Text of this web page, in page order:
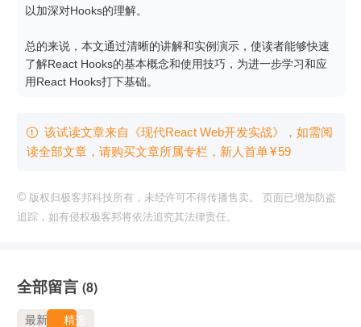
以加深对Hooks的理解。
总的来说，本文通过清晰的讲解和实例演示，使读者能够快速
了解React Hooks的基本概念和使用技巧，为进一步学习和应
用React Hooks打下基础。
 该试读文章来自《现代React Web开发实战》，如需阅
读全部文章，请购买文章所属专栏 ，新⼈⾸单¥59
© 版权归极客邦科技所有，未经许可不得传播售卖。 页面已增加防盗
追踪，如有侵权极客邦将依法追究其法律责任。
全部留言 (8)
最新 精选